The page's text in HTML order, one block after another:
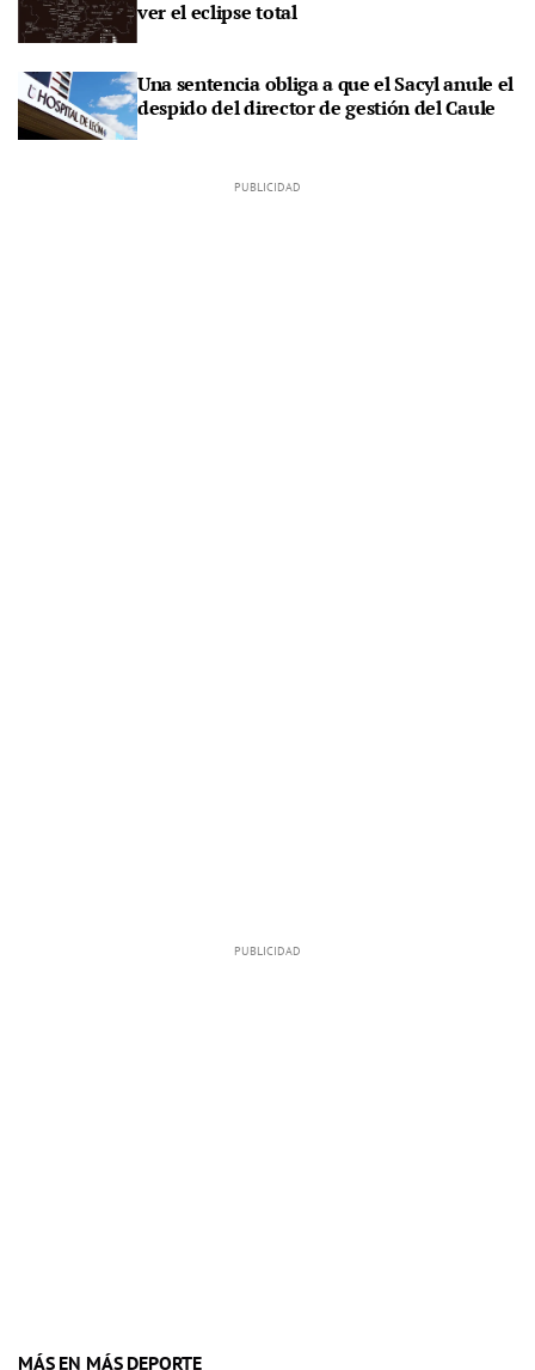
ver el eclipse total
Una sentencia obliga a que el Sacyl anule el
despido del director de gestión del Caule
MÁS EN MÁS DEPORTE